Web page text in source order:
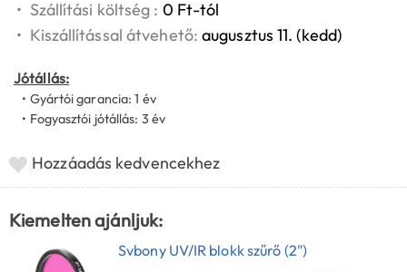
• Szállítási költség : 0 Ft-tól
• Kiszállítással átvehető:augusztus 11. (kedd)
Jótállás:
• Gyártói garancia: 1 év
• Fogyasztói jótállás: 3 év
Hozzáadás kedvencekhez
Kiemelten ajánljuk:
Svbony UV/IR blokk szűrő (2")